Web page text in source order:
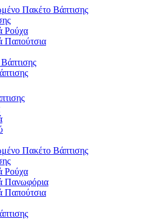
Πακέτο Βάπτισης
Ρούχα
Παπούτσια
Πακέτο Βάπτισης
Ρούχα
Πανωφόρια
Παπούτσια